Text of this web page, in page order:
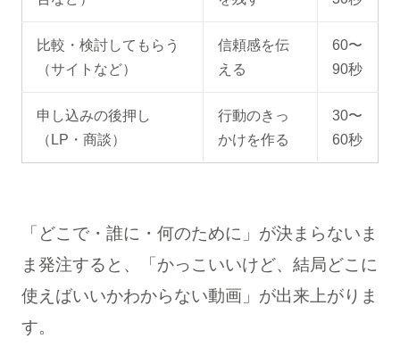
比較・検討してもらう
（サイトなど）
信頼感を伝
える
60〜
90秒
申し込みの後押し
（LP・商談）
行動のきっ
かけを作る
30〜
60秒
「どこで・誰に・何のために」が決まらないま
ま発注すると、「かっこいいけど、結局どこに
使えばいいかわからない動画」が出来上がりま
す。